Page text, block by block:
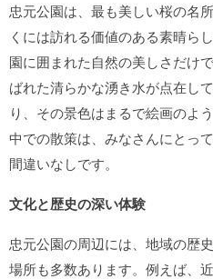
忠元公園は、最も美しい桜の名
くには訪れる価値のある素晴ら
園に囲まれた自然の美しさだけ
ばれた清らかな湧き水が点在し
り、その景色はまるで絵画のよ
中での散策は、みなさんにとっ
間違いなしです。
文化と歴史の深い体験
忠元公園の周辺には、地域の歴
場所も多数あります。例えば、